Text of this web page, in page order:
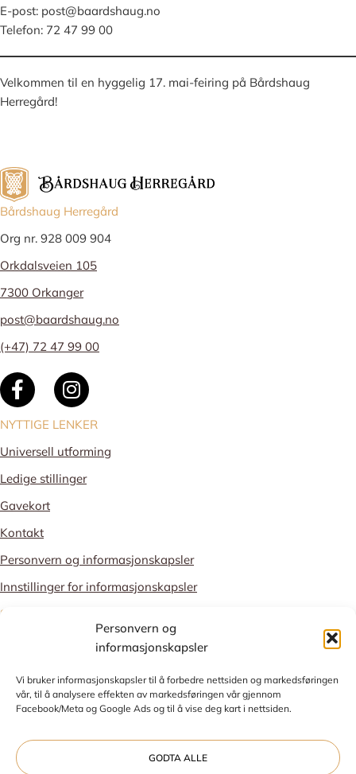
Personvern og
informasjonskapsler
Vi bruker informasjonskapsler til å forbedre nettsiden og markedsføringen
vår, til å analysere effekten av markedsføringen vår gjennom
Facebook/Meta og Google Ads og til å vise deg kart i nettsiden.
GODTA ALLE
E-post: post@baardshaug.no
Telefon: 72 47 99 00
Velkommen til en hyggelig 17. mai-feiring på Bårdshaug
Herregård!
Bårdshaug Herregård
Org nr. 928 009 904
Orkdalsveien 105
7300 Orkanger
post@baardshaug.no
(+47) 72 47 99 00
NYTTIGE LENKER
Universell utforming
Ledige stillinger
Gavekort
Kontakt
Personvern og informasjonskapsler
Innstillinger for informasjonskapsler
STOLT MEDLEM
Nettside utviklet avTalkto digitalbyrå